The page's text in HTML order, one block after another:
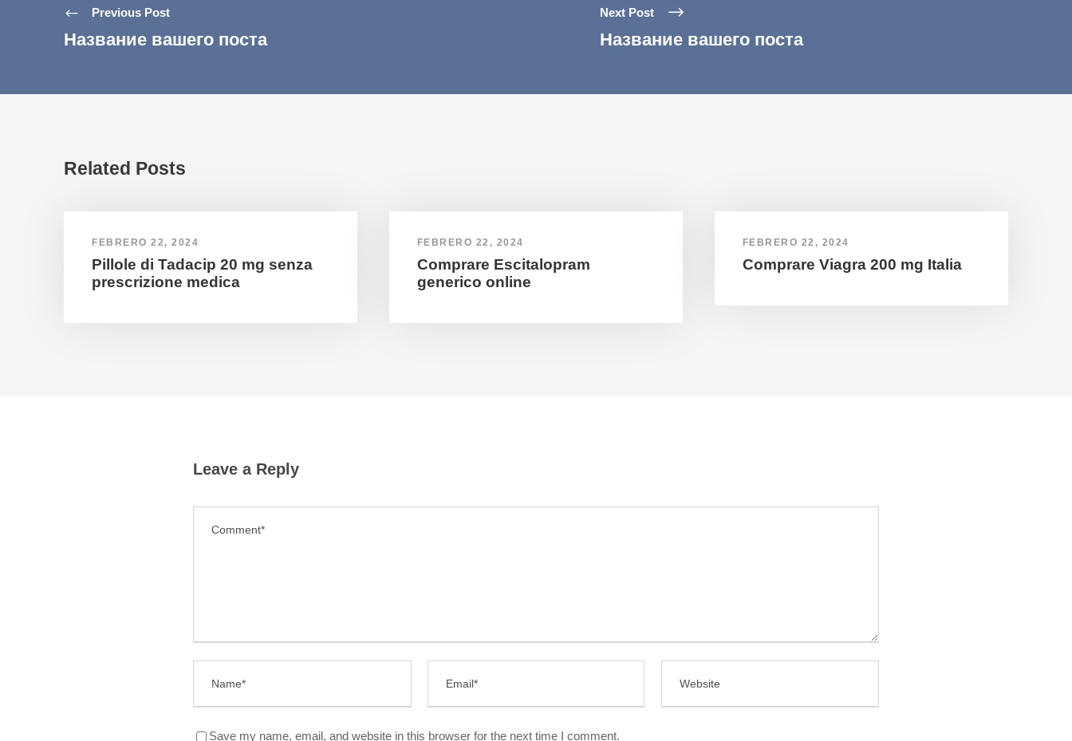
Previous Post
Название вашего поста
Next Post
Название вашего поста
Related Posts
FEBRERO 22, 2024
Pillole di Tadacip 20 mg senza
prescrizione medica
FEBRERO 22, 2024
Comprare Escitalopram
generico online
FEBRERO 22, 2024
Comprare Viagra 200 mg Italia
Leave a Reply
Save my name, email, and website in this browser for the next time I comment.